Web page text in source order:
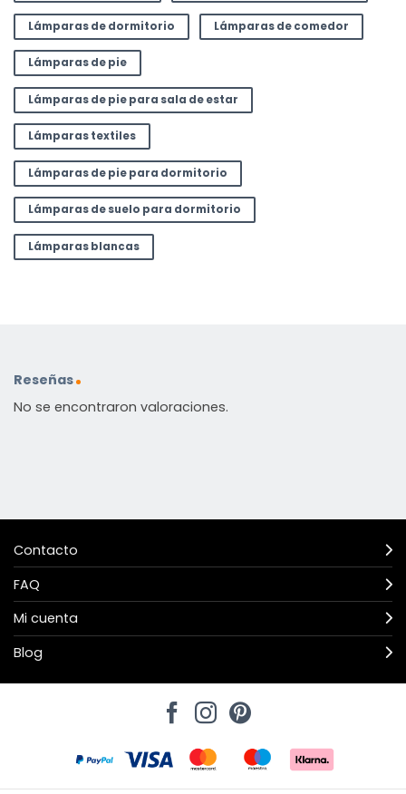
Lámparas de dormitorio Lámparas de comedor
Lámparas de pie
Lámparas de pie para sala de estar
Lámparas textiles
Lámparas de pie para dormitorio
Lámparas de suelo para dormitorio
Lámparas blancas
Reseñas
No se encontraron valoraciones.
Contacto
FAQ
Mi cuenta
Blog